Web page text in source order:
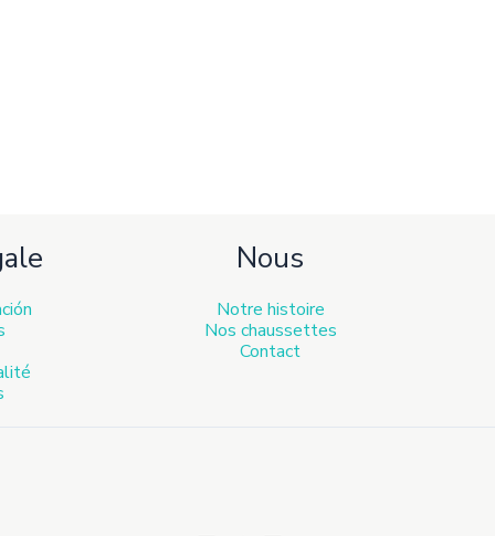
Nous
Notre histoire
Nos chaussettes
Contact